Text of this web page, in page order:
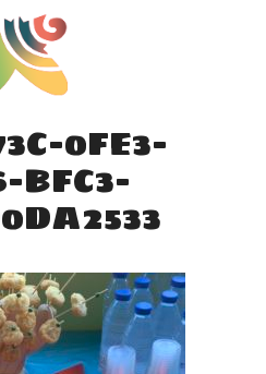
0FE3-
BFC3-